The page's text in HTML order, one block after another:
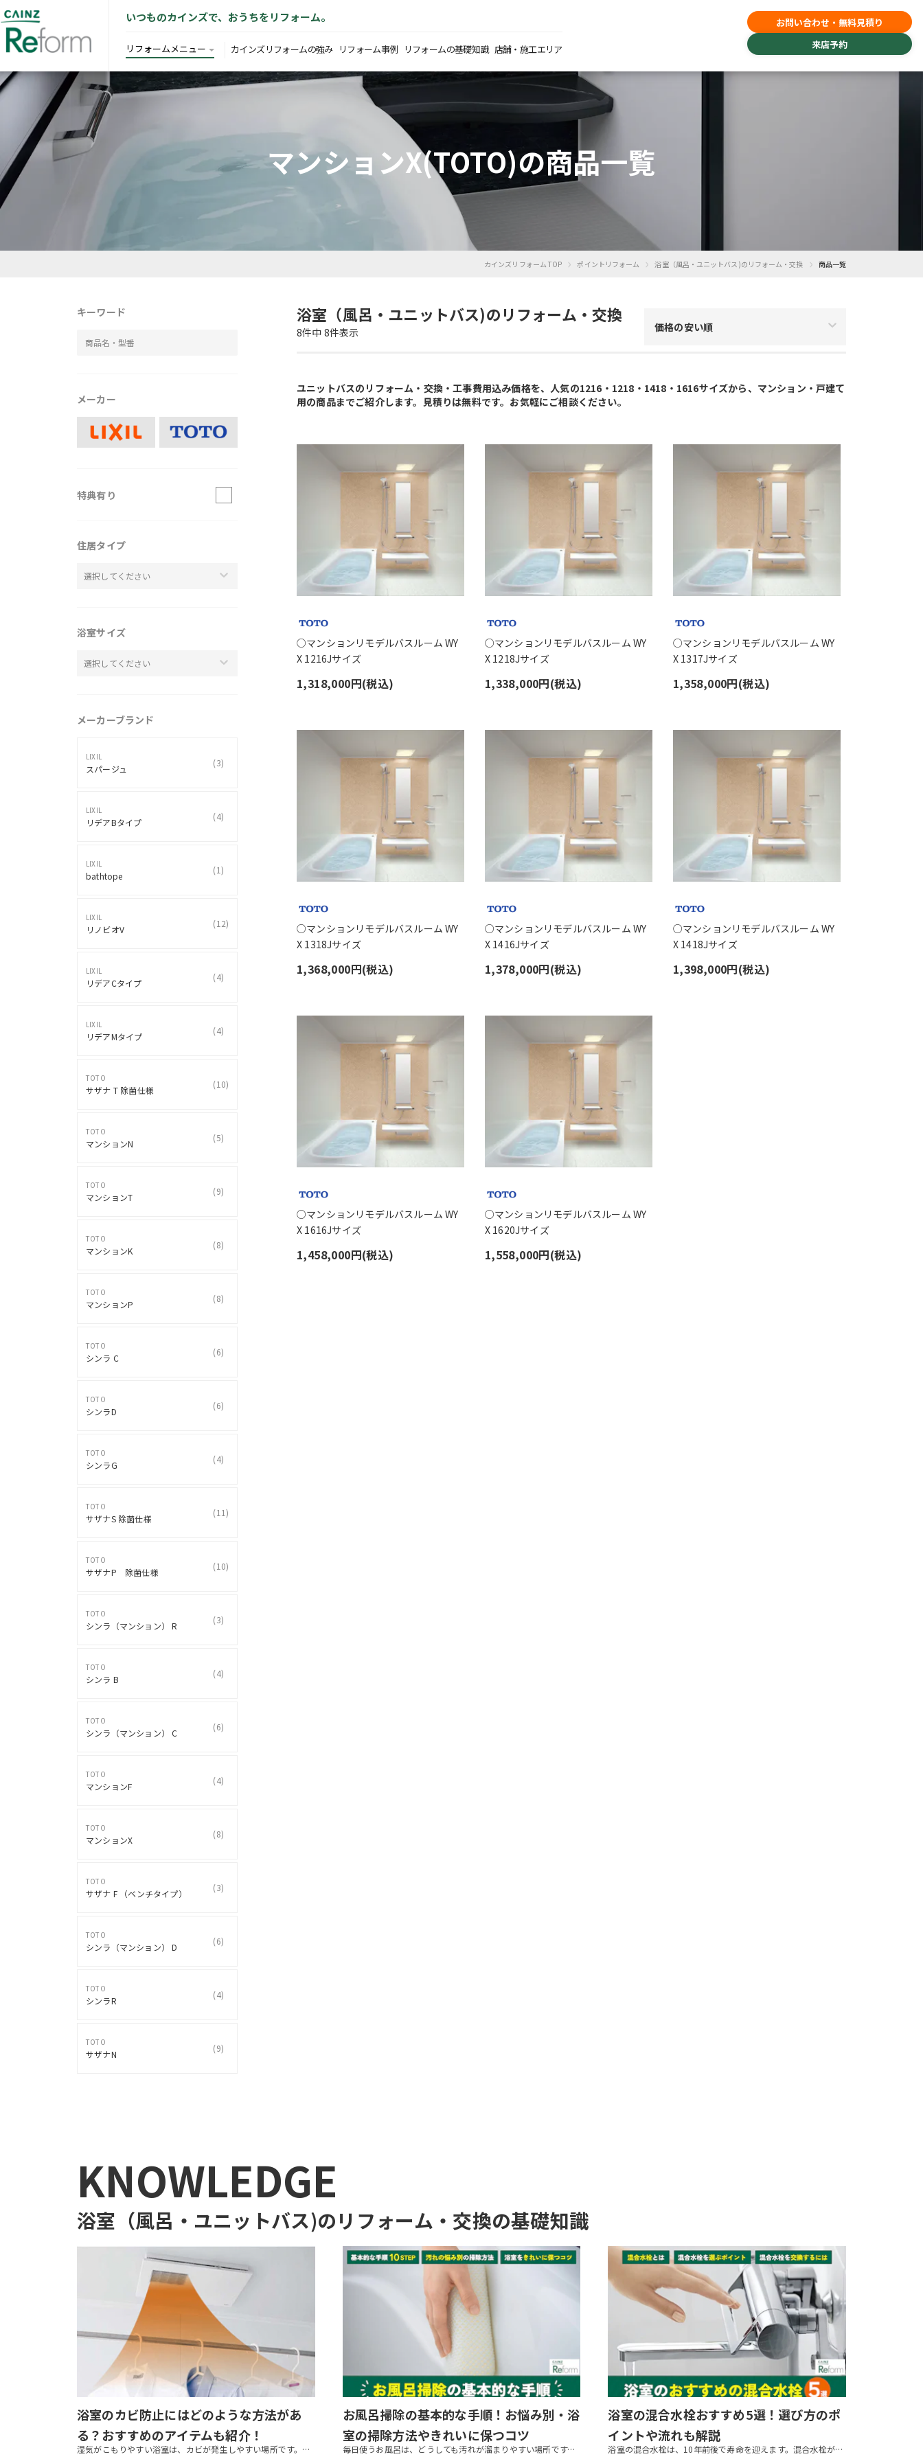
いつものカインズで、おうちをリフォーム。
リフォームメニュー カインズリフォームの強み リフォーム事例 リフォームの基礎知識 店舗・施工エリア
お問い合わせ・無料見積り
来店予約
マンションX(TOTO)の商品一覧
カインズリフォーム TOP › ポイントリフォーム › 浴室（風呂・ユニットバス)のリフォーム・交換 › 商品一覧
キーワード
メーカー
特典有り
住居タイプ
選択してください
浴室サイズ
選択してください
メーカーブランド
LIXIL
スパージュ (3)
LIXIL
リデアBタイプ (4)
LIXIL
bathtope (1)
LIXIL
リノビオV (12)
LIXIL
リデアCタイプ (4)
LIXIL
リデアMタイプ (4)
TOTO
サザナ T 除菌仕様 (10)
TOTO
マンションN (5)
TOTO
マンションT (9)
TOTO
マンションK (8)
TOTO
マンションP (8)
TOTO
シンラ C (6)
TOTO
シンラD (6)
TOTO
シンラG (4)
TOTO
サザナS 除菌仕様 (11)
TOTO
サザナP 除菌仕様 (10)
TOTO
シンラ（マンション） R (3)
TOTO
シンラ B (4)
TOTO
シンラ（マンション） C (6)
TOTO
マンションF (4)
TOTO
マンションX (8)
TOTO
サザナ F （ベンチタイプ） (3)
TOTO
シンラ（マンション） D (6)
TOTO
シンラR (4)
TOTO
サザナN (9)
浴室（風呂・ユニットバス)のリフォーム・交換
8件中 8件表示 価格の安い順
ユニットバスのリフォーム・交換・工事費用込み価格を、人気の1216・1218・1418・1616サイズから、マンション・戸建て
用の商品までご紹介します。見積りは無料です。お気軽にご相談ください。
○マンションリモデルバスルーム WY
X 1216Jサイズ
1,318,000円(税込)
○マンションリモデルバスルーム WY
X 1218Jサイズ
1,338,000円(税込)
○マンションリモデルバスルーム WY
X 1317Jサイズ
1,358,000円(税込)
○マンションリモデルバスルーム WY
X 1318Jサイズ
1,368,000円(税込)
○マンションリモデルバスルーム WY
X 1416Jサイズ
1,378,000円(税込)
○マンションリモデルバスルーム WY
X 1418Jサイズ
1,398,000円(税込)
○マンションリモデルバスルーム WY
X 1616Jサイズ
1,458,000円(税込)
○マンションリモデルバスルーム WY
X 1620Jサイズ
1,558,000円(税込)
KNOWLEDGE
浴室（風呂・ユニットバス)のリフォーム・交換の基礎知識
浴室のカビ防止にはどのような方法があ
る？おすすめのアイテムも紹介！
湿気がこもりやすい浴室は、カビが発生しやすい場所です。カビは家族の健康に影響するおそれもあります。 本記事では、浴室のカビ防止方法や、繁殖してしまったカビを取る方法、カビ防止におすすめのアイテムなどを紹介します。なるべく...
お風呂掃除の基本的な手順！お悩み別・浴
室の掃除方法やきれいに保つコツ
毎日使うお風呂は、どうしても汚れが溜まりやすい場所です。きれいな状態を保ちたくても、つい面倒で掃除が後回しになってしまう方も多いでしょう。浴室掃除は、基本の手順を押さえておくと楽になります。 この記事では、浴室掃除の基本...
浴室の混合水栓おすすめ5選！選び方のポ
イントや流れも解説
浴室の混合水栓は、10年前後で寿命を迎えます。混合水栓が古くなって汚れが目立ったり水漏れが起こったりしたら、交換を検討しましょう。本記事では、混合水栓のおすすめ商品や、選び方でのポイント、交換の流れなどを紹介します。ぜひ...